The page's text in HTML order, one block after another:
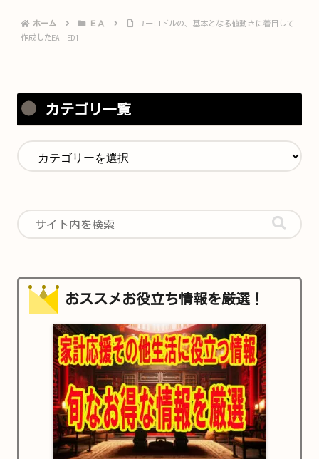
ホーム ＥＡ
ユーロドルの、基本となる値動きに着目して
作成したEA ED1
カテゴリ一覧
おススメお役立ち情報を厳選！